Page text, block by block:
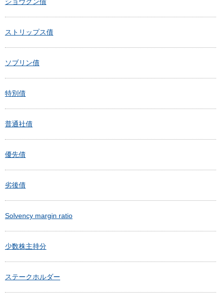
ストリップス債
ソブリン債
特別債
普通社債
優先債
劣後債
Solvency margin ratio
少数株主持分
ステークホルダー